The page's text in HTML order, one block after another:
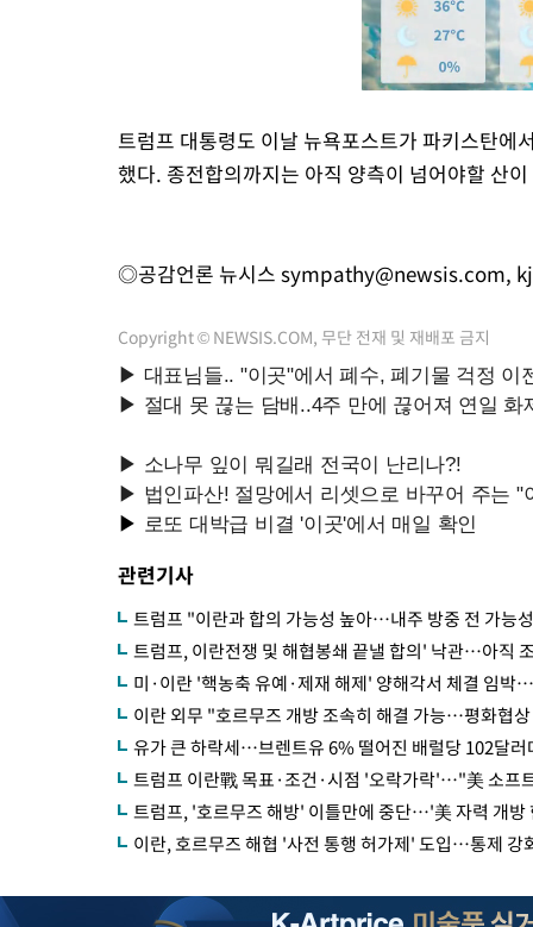
트럼프 대통령도 이날 뉴욕포스트가 파키스탄
했다. 종전합의까지는 아직 양측이 넘어야할 산
◎공감언론 뉴시스 sympathy@newsis.com,
Copyright © NEWSIS.COM, 무단 전재 및 재배포 금지
관련기사
트럼프 "이란과 합의 가능성 높아…내주 방중 전 가능
트럼프, 이란전쟁 및 해협봉쇄 끝낼 합의' 낙관…아직
미·이란 '핵농축 유예·제재 해제' 양해각서 체결 임박
이란 외무 "호르무즈 개방 조속히 해결 가능…평화협
유가 큰 하락세…브렌트유 6% 떨어진 배럴당 102달러
트럼프 이란戰 목표·조건·시점 '오락가락'…"美 소프
트럼프, '호르무즈 해방' 이틀만에 중단…'美 자력 개방
이란, 호르무즈 해협 '사전 통행 허가제' 도입…통제 강